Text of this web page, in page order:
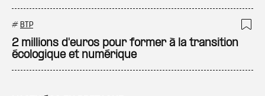
# BTP
2 millions d'euros pour former à la transition
écologique et numérique